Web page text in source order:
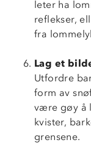
leter ha
reflekser,
fra
Lag et
Utfordre
form av
være gøy å
kvister,
grensene.